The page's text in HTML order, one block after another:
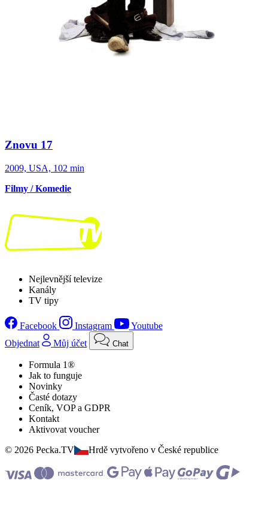
Znovu 17
2009, USA, 102 min
Filmy / Komedie
Nejlevnější televize
Kanály
TV tipy
Facebook Instagram
Youtube
Objednat
Můj účet Chat
Formula 1®
Jak to funguje
Novinky
Časté dotazy
Ceník, VOP a GDPR
Kontakt
Aktivovat voucher
© 2026 Pecka.TV
Hrdě vytvořeno v České republice